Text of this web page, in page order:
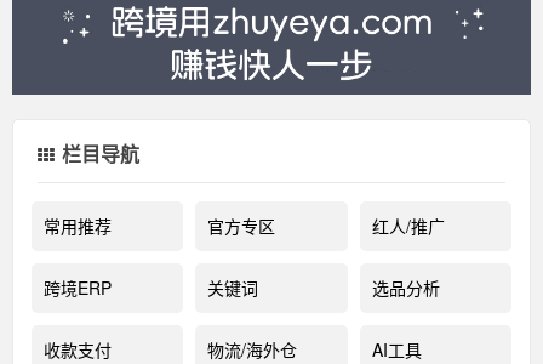
栏目导航
常用推荐 官方专区 红人/推广
跨境ERP 关键词 选品分析
收款支付 物流/海外仓 AI工具